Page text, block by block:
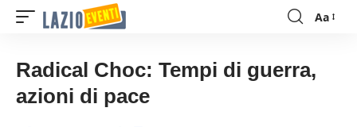
Font
Aa
Radical Choc: Tempi di guerra,
azioni di pace